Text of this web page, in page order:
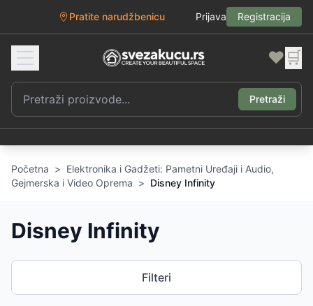
Pratite narudžbenicu Prijava Registracija
❤️ 🛒
Pretraži
Početna > Elektronika i Gadžeti: Pametni Uređaji i Audio,
Gejmerska i Video Oprema > Disney Infinity
Disney Infinity
Filteri